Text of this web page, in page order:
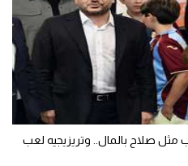
مثل صلاح بالمال.. وتريزيجيه لعب